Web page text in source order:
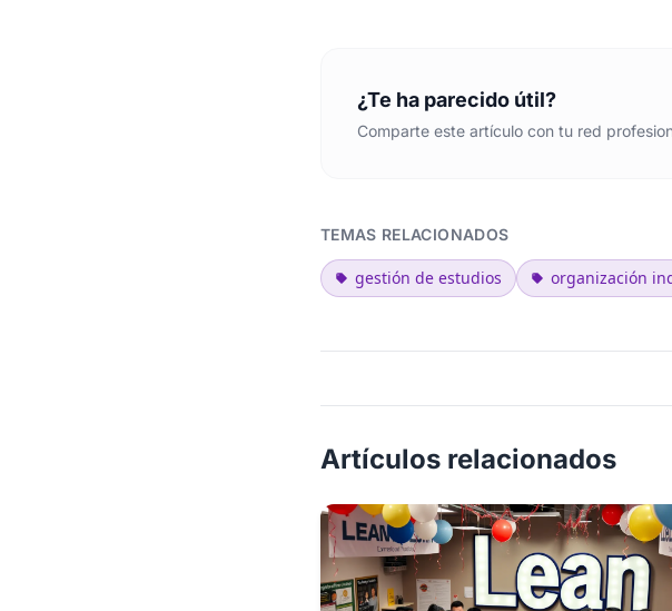
¿Te ha parecido útil?
Comparte este artículo con tu red
TEMAS RELACIONADOS
gestión de estudios organización
Artículos relacionados